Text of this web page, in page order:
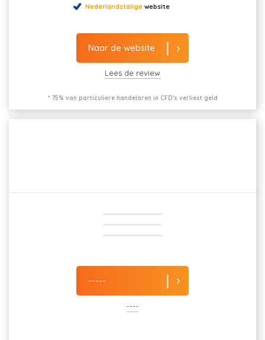
Nederlandstalige website
Naar de website
Lees de review
* 75% van particuliere handelaren in CFD's verliest geld
-----
----